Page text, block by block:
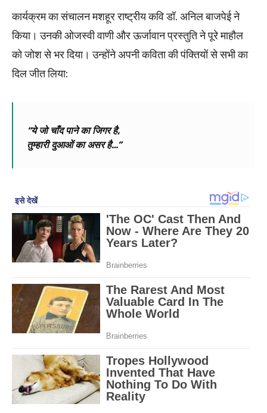
कार्यक्रम का संचालन मशहूर राष्ट्रीय कवि डॉ. अनिल बाजपेई ने
किया। उनकी ओजस्वी वाणी और ऊर्जावान प्रस्तुति ने पूरे माहौल
को जोश से भर दिया। उन्होंने अपनी कविता की पंक्तियों से सभी का
दिल जीत लिया:
“ये जो चाँद पाने का जिगर है,
तुम्हारी दुआओं का असर है…”